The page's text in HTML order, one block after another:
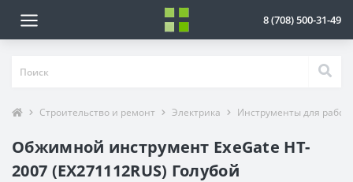
8 (708) 500-31-49
Строительство и ремонт Электрика Инструменты для
Обжимной инструмент ExeGate HT-
2007 (EX271112RUS) Голубой